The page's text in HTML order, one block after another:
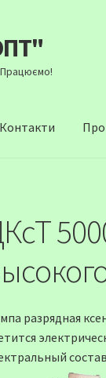
Працюємо!
Контакти
разрядная